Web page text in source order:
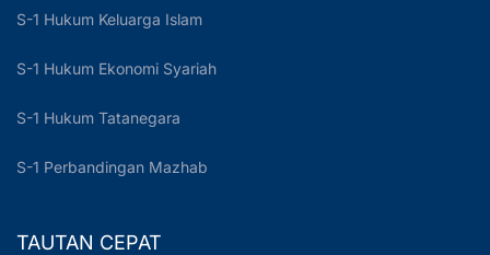
S-1 Hukum Keluarga Islam
S-1 Hukum Ekonomi Syariah
S-1 Hukum Tatanegara
S-1 Perbandingan Mazhab
TAUTAN CEPAT